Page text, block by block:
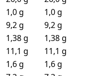
1,0 g
1,0 g
9,2 g
9,2 g
1,38 g
1,38 g
11,1 g
11,1 g
1,6 g
1,6 g